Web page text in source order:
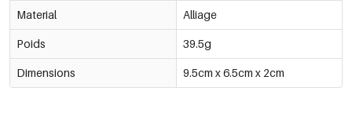
Material Alliage
Poids 39.5g
Dimensions 9.5cm x 6.5cm x 2cm